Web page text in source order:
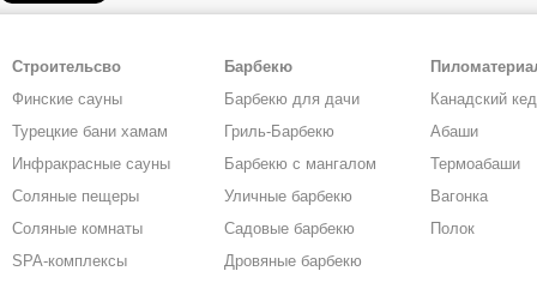
Строительсво
Финские сауны
Турецкие бани хамам
Инфракрасные сауны
Соляные пещеры
Соляные комнаты
SPA-комплексы
Барбекю
Барбекю для дачи
Гриль-Барбекю
Барбекю с мангалом
Уличные барбекю
Садовые барбекю
Дровяные барбекю
Канадский
Абаши
Термоабаши
Вагонка
Полок